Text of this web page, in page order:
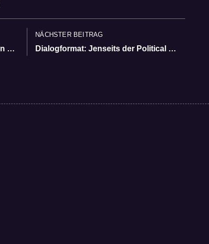
VOTO zur Kommunalwahl- Wählen einfach machen
NÄCHSTER BEITRAG
Dialogformat: Jenseits der Political Correctness – Das wird man ja noch sagen dürfen?!